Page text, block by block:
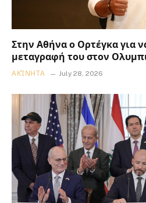
Στην Αθήνα ο Ορτέγκα για
μεταγραφή του στον
ΑΚΊΝΗΤΑ July 28, 2026